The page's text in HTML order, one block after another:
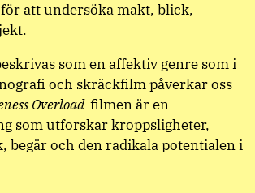
att undersöka makt, blick,
som en affektiv genre som i
och skräckfilm påverkar oss
Overload-filmen är en
som utforskar kroppsligheter,
begär och den radikala potentialen i